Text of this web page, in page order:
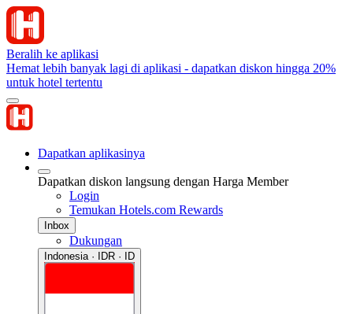
Beralih ke aplikasi
Hemat lebih banyak lagi di aplikasi - dapatkan diskon hingga 20%
untuk hotel tertentu
Dapatkan aplikasinya
Dapatkan diskon langsung dengan Harga Member
Login
Temukan Hotels.com Rewards
Inbox
Dukungan
Indonesia · IDR · ID